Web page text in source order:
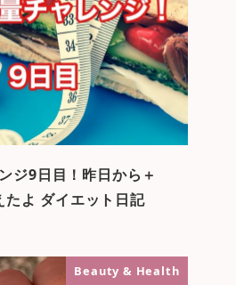
ジ9日目！昨日から＋
よ ダイエット日記
Beauty & Health